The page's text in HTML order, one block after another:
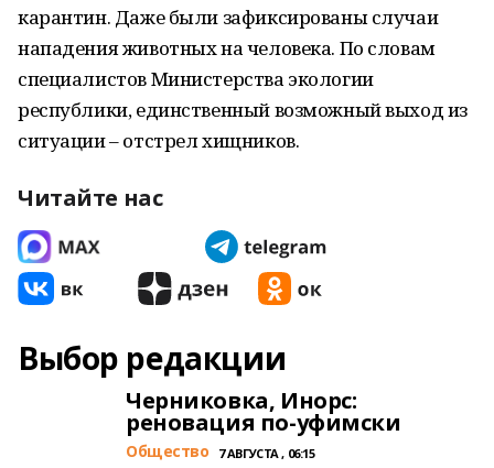
карантин. Даже были зафиксированы случаи
нападения животных на человека. По словам
специалистов Министерства экологии
республики, единственный возможный выход из
ситуации – отстрел хищников.
Читайте нас
Выбор редакции
Черниковка, Инорс:
реновация по-уфимски
Общество 7 АВГУСТА , 06:15